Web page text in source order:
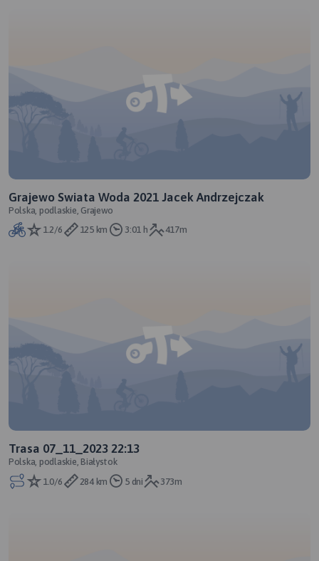
Grajewo Swiata Woda 2021 Jacek Andrzejczak
Polska, podlaskie, Grajewo
1.2/6
125 km 3:01 h 417m
Trasa 07_11_2023 22:13
Polska, podlaskie, Białystok
1.0/6
284 km 5 dni 373m